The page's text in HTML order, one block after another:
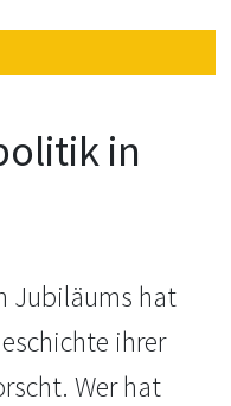
in
Jubiläums hat
ihrer
Wer hat